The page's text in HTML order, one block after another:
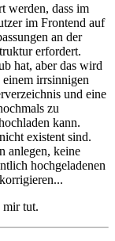
werden, dass im
im Frontend auf
an der
erfordert.
hat, aber das wird
irrsinnigen
und eine
zu
kann.
existent sind.
anlegen, keine
hochgeladenen
mir tut.